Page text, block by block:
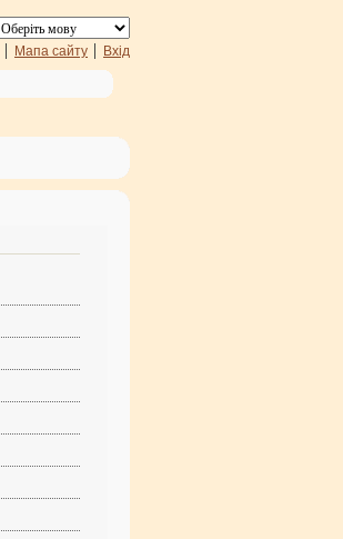
Мапа сайту Вхід